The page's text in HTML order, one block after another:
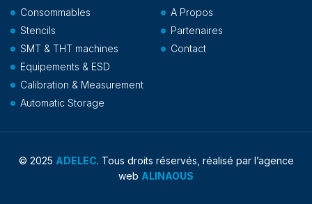
Consommables
Stencils
SMT & THT machines
Equipements & ESD
Calibration & Measurement
Automatic Storage
A Propos
Partenaires
Contact
© 2025 ADELEC. Tous droits réservés, réalisé par l’agence
web ALINAOUS